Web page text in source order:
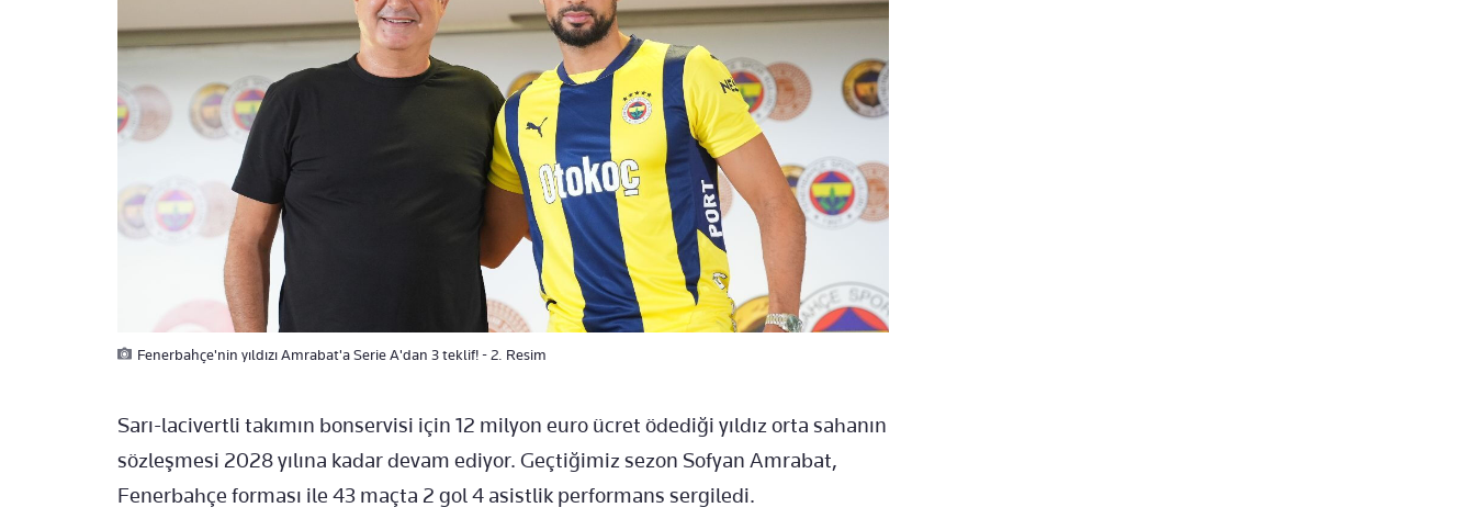
Fenerbahçe'nin yıldızı Amrabat'a Serie A'dan 3 teklif! - 2. Resim
Sarı-lacivertli takımın bonservisi için 12 milyon euro ücret ödediği yıldız orta sahanın
sözleşmesi 2028 yılına kadar devam ediyor. Geçtiğimiz sezon Sofyan Amrabat,
Fenerbahçe forması ile 43 maçta 2 gol 4 asistlik performans sergiledi.